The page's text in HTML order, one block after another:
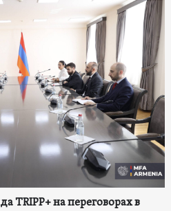
TRIPP+ на переговорах в